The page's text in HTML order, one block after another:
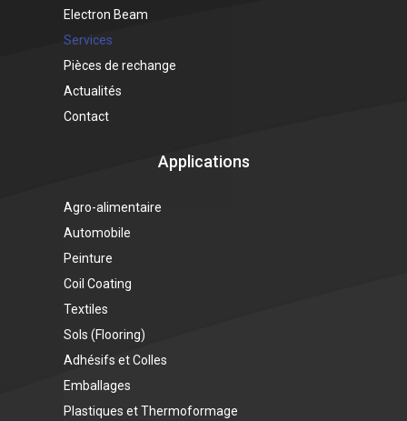
Electron Beam
Services
Pièces de rechange
Actualités
Contact
Applications
Agro-alimentaire
Automobile
Peinture
Coil Coating
Textiles
Sols (Flooring)
Adhésifs et Colles
Emballages
Plastiques et Thermoformage